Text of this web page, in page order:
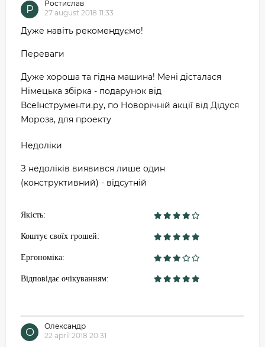
Р
Ростислав
27 august 2018 11:33
Дуже навіть рекомендуємо!
Переваги
Дуже хороша та гідна машина! Мені дісталася
Німецька збірка - подарунок від
ВсеІнструменти.ру, по Новорічній акції від Дідуся
Мороза, для проекту
Недоліки
З недоліків виявився лише один
(конструктивний) - відсутній
Якість:
Коштує своїх грошей:
Ергономіка:
Відповідає очікуванням:
О
Олександр
22 april 2018 20:31